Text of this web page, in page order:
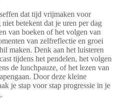
dat tijd vrijmaken voor
betekent dat je uren per dag
van boeken of het volgen van
van zelfreflectie en groei
maken. Denk aan het luisteren
tijdens het pendelen, het volgen
de lunchpauze, of het lezen van
Door deze kleine
je stap voor stap progressie in je